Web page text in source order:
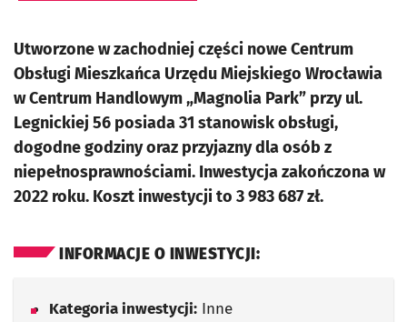
Utworzone w zachodniej części nowe Centrum
Obsługi Mieszkańca Urzędu Miejskiego Wrocławia
w Centrum Handlowym „Magnolia Park” przy ul.
Legnickiej 56 posiada 31 stanowisk obsługi,
dogodne godziny oraz przyjazny dla osób z
niepełnosprawnościami. Inwestycja zakończona w
2022 roku. Koszt inwestycji to 3 983 687 zł.
INFORMACJE O INWESTYCJI:
Kategoria inwestycji: Inne